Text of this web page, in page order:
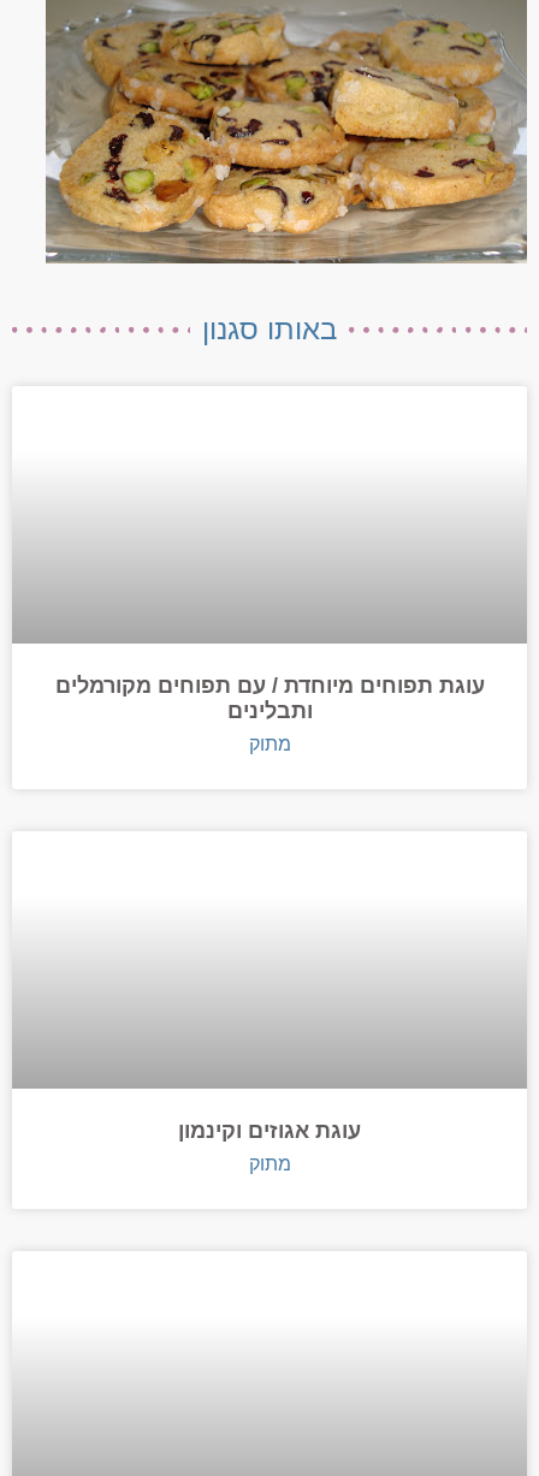
באותו סגנון
עוגת תפוחים מיוחדת / עם תפוחים מקורמלים
ותבלינים
מתוק
עוגת אגוזים וקינמון
מתוק